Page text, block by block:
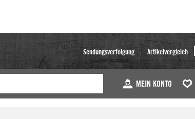
Sendungsverfolgung Artikelvergleich
MEIN KONTO